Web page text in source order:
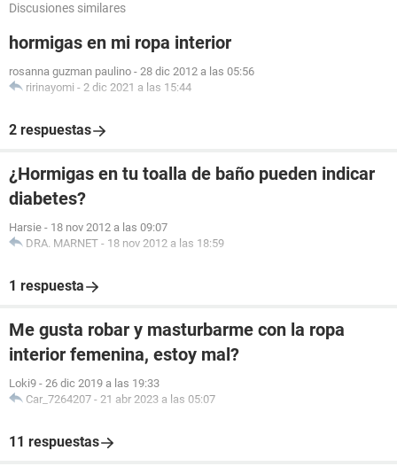
Discusiones similares
hormigas en mi ropa interior
rosanna guzman paulino - 28 dic 2012 a las 05:56
ririnayomi - 2 dic 2021 a las 15:44
2 respuestas
¿Hormigas en tu toalla de baño pueden indicar
diabetes?
Harsie - 18 nov 2012 a las 09:07
DRA. MARNET - 18 nov 2012 a las 18:59
1 respuesta
Me gusta robar y masturbarme con la ropa
interior femenina, estoy mal?
Loki9 - 26 dic 2019 a las 19:33
Car_7264207 - 21 abr 2023 a las 05:07
11 respuestas